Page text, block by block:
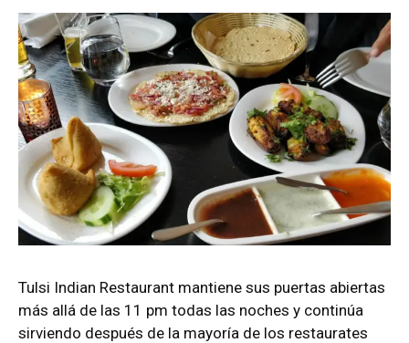
Tulsi Indian Restaurant mantiene sus puertas abiertas
más allá de las 11 pm todas las noches y continúa
sirviendo después de la mayoría de los restaurates